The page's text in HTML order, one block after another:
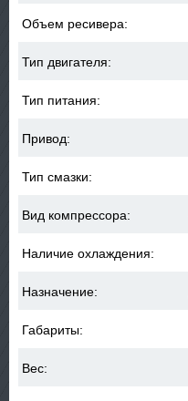
Объем ресивера:
Тип двигателя:
Тип питания:
Привод:
Тип смазки:
Вид компрессора:
Наличие охлаждения:
Назначение:
Габариты:
Вес: